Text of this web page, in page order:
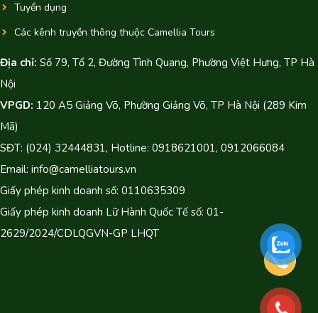
Tuyển dụng
Các kênh truyền thông thuộc Camellia Tours
Địa chỉ: Số 79, Tổ 2, Đường Tình Quang, Phường Việt Hưng, TP Hà
Nội
VPGD: 120 A5 Giảng Võ, Phường Giảng Võ, TP Hà Nội (289 Kim
Mã)
SĐT: (024) 32444831, Hotline: 0918621001, 0912066084
Email: info@camelliatours.vn
Giấy phép kinh doanh số: 0110635309
Giấy phép kinh doanh Lữ Hành Quốc Tế số: 01-
2629/2024/CDLQGVN-GP LHQT